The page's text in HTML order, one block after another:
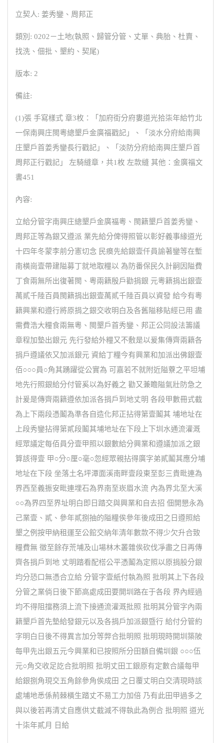
立契人: 姜秀鑾、周邦正
類別: 0202－土地(執照、歸管分管、丈單、典胎、杜賣、
找洗、佃批、墾約、契尾)
版本: 2
備註:
(1)張 手寫樣式 章3枚：「加府街分府婁道光拾柒年給竹北
一保南興庄閩粵總墾戶金廣福戳記」、「淡水分府給南興
庄墾戶首姜秀鑾長行戳記」、「淡防分府給南興庄墾戶首
周邦正行戳記」 左騎縫章，共1枚 左款縫 其他：金廣福文
書451
內容:
立給分管字南興庄總墾戶金廣福粵、閩籍墾戶首姜秀鑾、
周邦正等為銀又遵派 業先給分俾得照管以彰好義事緣道光
十四年冬蒙李前分憲切念 民瘼先給銀壹仟員諭著鑾等在塹
南橫崗壹帶建隘募丁就地取糧以 為防番保民久計嗣因隘費
丁食兩無所出復著閩、粵兩籍殷戶勸捐銀 元粵籍捐出銀壹
萬貳千陸百員閩籍捐出銀壹萬貳千陸百員以資發 給今有粵
籍興業和遵行將原捐之銀交收明白及各舊隘移貼經已用 盡
需費浩大糧食兩無粵、閩墾戶首秀鑾、邦正公同設法籌議
章程加墊出銀元 先行發給外糧又不敷是以爰集傳齊兩籍各
捐戶遵議依又加派銀元 資給丁糧今有興業和加派出佛銀壹
佰○○○員○角其踴躍從公實為 可嘉若不就附近隘藔之平坦埔
地先行照銀給分付管奚以為好義之 勸又兼瞻隘氣壯防急之
計爰是傳齊兩籍遵依加派各捐戶到地丈明 各段甲數冊式截
為上下兩段憑鬮為準各自造化邦正拈得第壹鬮其 埔地址在
上段秀鑾拈得第貳段鬮其埔地址在下段上下圳水通流灌溉
經眾議定每佰員分壹甲照以銀數給分興業和遵議加派之銀
算該得壹 甲○分○厘○毫○忽經眾親拈得廣字弟貳鬮其應分埔
地址在下段 坐落土名坪潭面溪南畔壹段東至彭三貴毗連為
界西至義振安毗連埋石為界南至崁眉水流 內為界北至大溪
○○為界四至界址明白即日踏交與興業和自去招 佃開懇永為
己業壹、貳、參年貳捌抽的隘糧俟參年後成田之日遵照給
墾之例按甲納租運至公館交納年清年數款不得少欠升合致
糧費無 徵至餘存荒埔及山場林木叢雜俟砍伐凈盡之日再傳
齊各捐戶到地 丈明踏看配榙公平憑鬮為定照以原捐股分銀
均分恐口無憑合立給 分管字壹紙付執為照 批明其上下各段
分管之業倘日後下節高處成田要開圳路在于各段 界內經過
均不得阻擋務須上流下接通流灌溉批照 批明其分管字內兩
籍墾戶首先墊給發銀元以及各捐戶加派銀暨行 給付分管約
字明白日後不得異言加分等弊合批明照 批明現時開圳築陂
每甲先出銀五元今興業和已按照所分田額自備圳銀 ○○○伍
元○角交收足訖合批明照 批明丈田工銀原有定數合議每甲
給銀捌角現交五角餘參角俟成田 之日覆丈明白交清現時該
處埔地悉係荊棘橫生踏丈不易工力加倍 乃有此田甲過多之
與以後若再清丈自應供丈截減不得執此為例合 批明照 道光
十柒年貳月 日給